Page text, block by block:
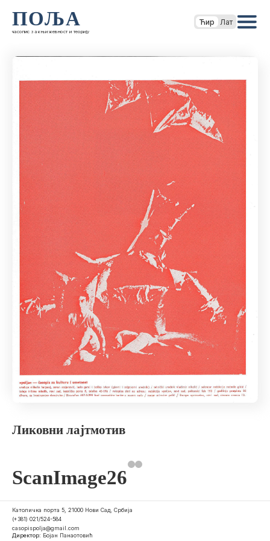
ПОЉА
часопис за књижевност и теорију
Ћир Лат
Ликовни лајтмотив
ScanImage26
Католичка порта 5, 21000 Нови Сад, Србија
(+381) 021/524-584
casopispolja@gmail.com
Директор: Бојан Панаотовић